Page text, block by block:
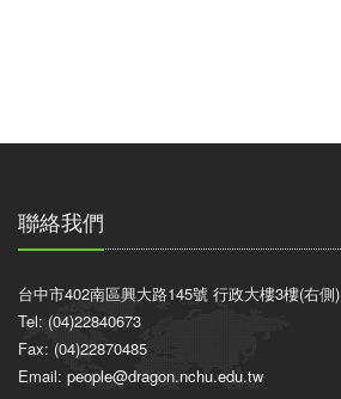
聯絡我們
台中市402南區興大路145號 行政大樓3樓(右側)
Tel: (04)22840673
Fax: (04)22870485
Email: people@dragon.nchu.edu.tw